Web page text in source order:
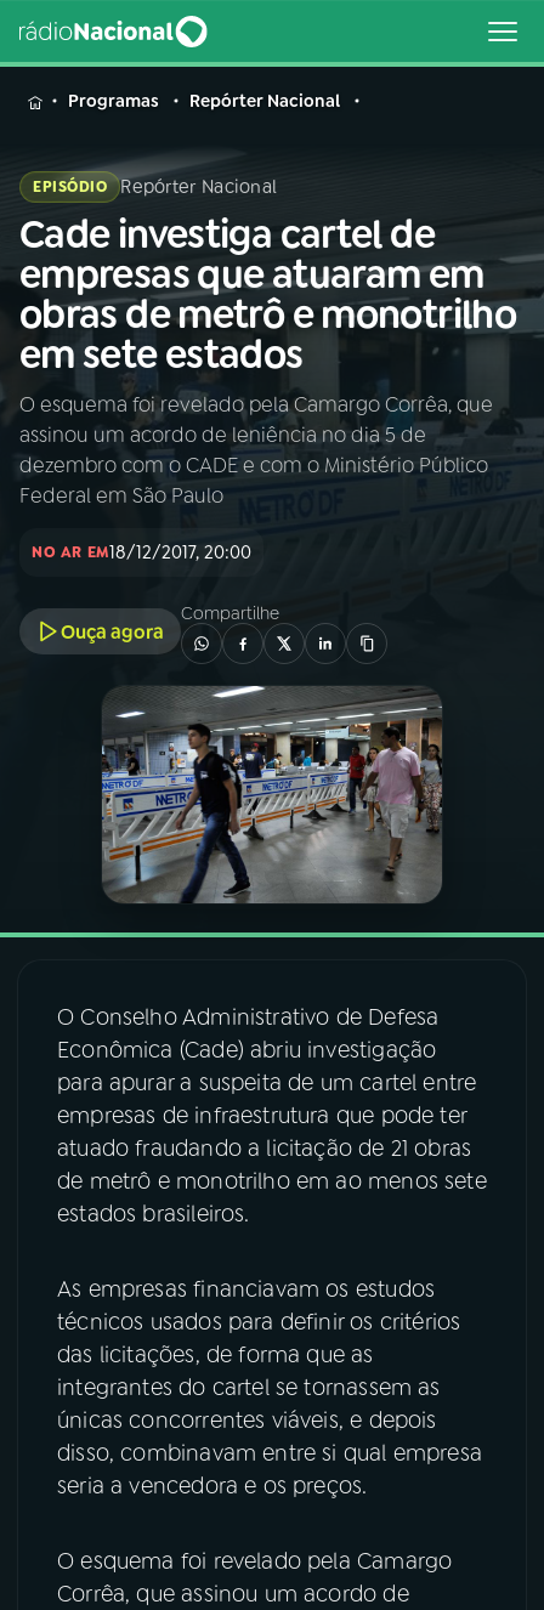
MENU
Buscar
na
Rádio
Nacional
Buscar
AO VIVO
01 INÍCIO
PROGRAMAÇÃO
PROGRAMAS
PODCASTS
VIDEOCASTS
FESTIVAL DE MÚSICA
ACOMPANHE A RÁDIO NACIONAL
YouTube Facebook
Instagram X
Programas Repórter Nacional
EPISÓDIO Repórter Nacional
Cade investiga cartel de
empresas que atuaram em
obras de metrô e monotrilho
em sete estados
O esquema foi revelado pela Camargo Corrêa, que
assinou um acordo de leniência no dia 5 de
dezembro com o CADE e com o Ministério Público
Federal em São Paulo
NO AR EM18/12/2017, 20:00
Ouça agora
Compartilhe
O Conselho Administrativo de Defesa
Econômica (Cade) abriu investigação
para apurar a suspeita de um cartel entre
empresas de infraestrutura que pode ter
atuado fraudando a licitação de 21 obras
de metrô e monotrilho em ao menos sete
estados brasileiros.
As empresas financiavam os estudos
técnicos usados para definir os critérios
das licitações, de forma que as
integrantes do cartel se tornassem as
únicas concorrentes viáveis, e depois
disso, combinavam entre si qual empresa
seria a vencedora e os preços.
O esquema foi revelado pela Camargo
Corrêa, que assinou um acordo de